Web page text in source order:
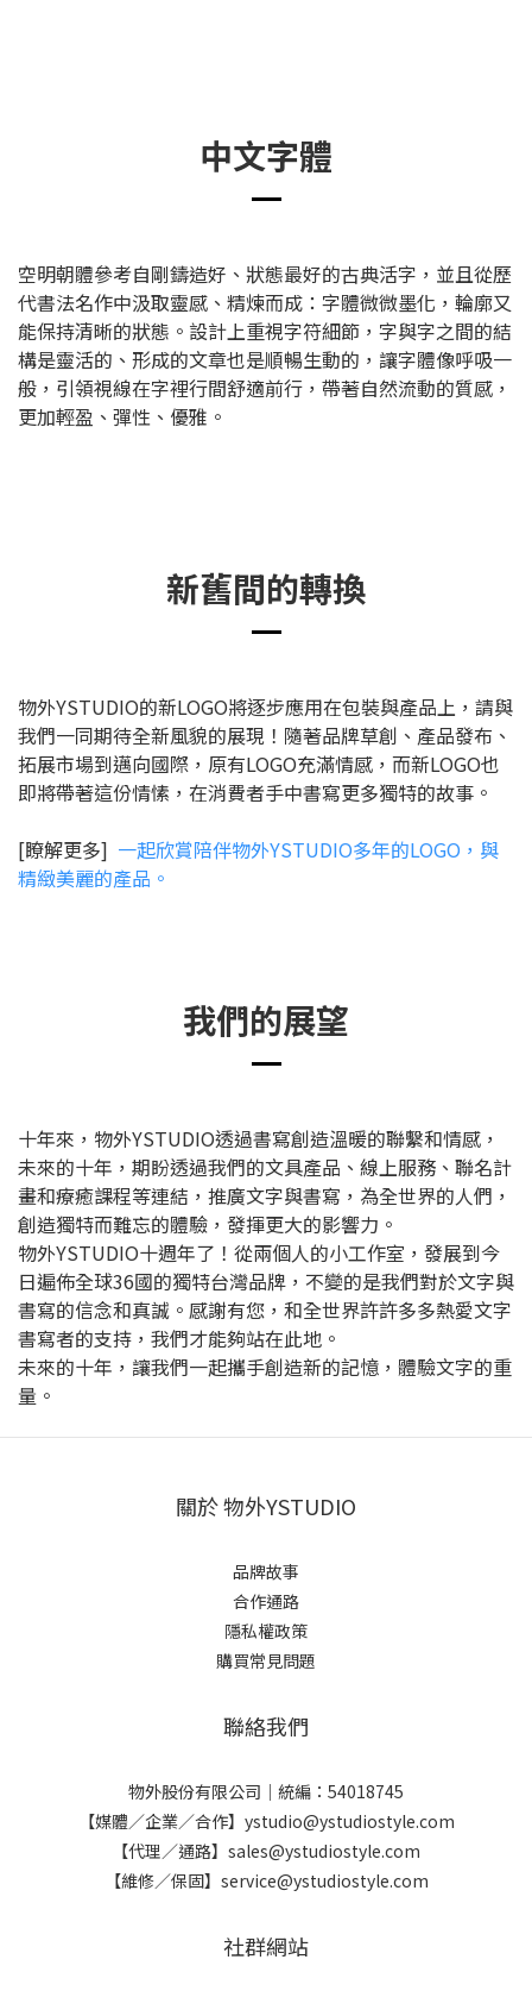
中文字體
空明朝體參考自剛鑄造好、狀態最好的古典活字，並且從歷
代書法名作中汲取靈感、精煉而成：字體微微墨化，輪廓又
能保持清晰的狀態。設計上重視字符細節，字與字之間的結
構是靈活的、形成的文章也是順暢生動的，讓字體像呼吸一
般，引領視線在字裡行間舒適前行，帶著自然流動的質感，
更加輕盈、彈性、優雅。
新舊間的轉換
物外YSTUDIO的新LOGO將逐步應用在包裝與產品上，請與
我們一同期待全新風貌的展現！隨著品牌草創、產品發布、
拓展市場到邁向國際，原有LOGO充滿情感，而新LOGO也
即將帶著這份情愫，在消費者手中書寫更多獨特的故事。
[瞭解更多] 一起欣賞陪伴物外YSTUDIO多年的LOGO，與
精緻美麗的產品。
我們的展望
十年來，物外YSTUDIO透過書寫創造溫暖的聯繫和情感，
未來的十年，期盼透過我們的文具產品、線上服務、聯名計
畫和療癒課程等連結，推廣文字與書寫，為全世界的人們，
創造獨特而難忘的體驗，發揮更大的影響力。
物外YSTUDIO十週年了！從兩個人的小工作室，發展到今
日遍佈全球36國的獨特台灣品牌，不變的是我們對於文字與
書寫的信念和真誠。感謝有您，和全世界許許多多熱愛文字
書寫者的支持，我們才能夠站在此地。
未來的十年，讓我們一起攜手創造新的記憶，體驗文字的重
量。
關於 物外YSTUDIO
品牌故事
合作通路
隱私權政策
購買常見問題
聯絡我們
物外股份有限公司｜統編：54018745
【媒體／企業／合作】ystudio@ystudiostyle.com
【代理／通路】sales@ystudiostyle.com
【維修／保固】service@ystudiostyle.com
社群網站